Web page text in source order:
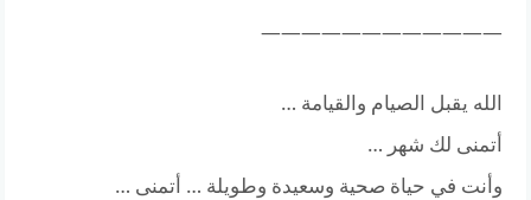
————————————
الله يقبل الصيام والقيامة …
أتمنى لك شهر …
وأنت في حياة صحية وسعيدة وطويلة … أتمنى …